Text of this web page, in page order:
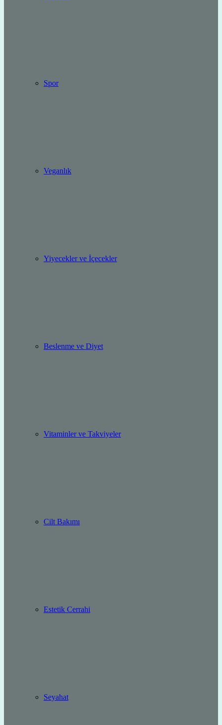
Spor
Veganlık
Yiyecekler ve İçecekler
Beslenme ve Diyet
Vitaminler ve Takviyeler
Cilt Bakımı
Estetik Cerrahi
Seyahat